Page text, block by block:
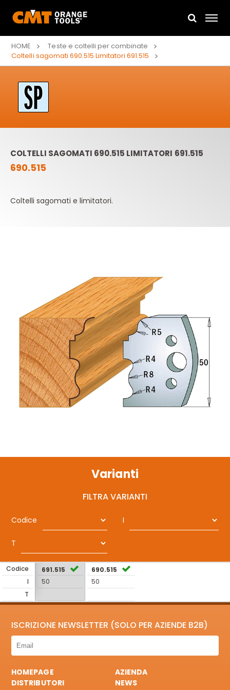
HOME
Teste e coltelli per combinate
Coltelli sagomati 690.515 Limitatori 691.515
COLTELLI SAGOMATI 690.515 LIMITATORI 691.515
690.515
Coltelli sagomati e limitatori.
Varianti
FILTRA VARIANTI
Codice I
T
Codice
I
T
691.515
50
690.515
50
ISCRIZIONE NEWSLETTER (SOLO PER AZIENDE B2B)
HOMEPAGE
AZIENDA
DISTRIBUTORI
NEWS